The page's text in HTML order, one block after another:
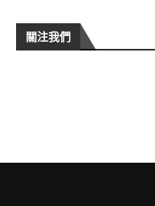
關注我們